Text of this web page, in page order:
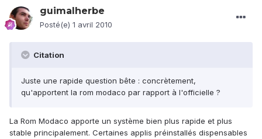
guimalherbe
Posté(e) 1 avril 2010
Citation
Juste une rapide question bête : concrètement,
qu'apportent la rom modaco par rapport à l'officielle ?
La Rom Modaco apporte un système bien plus rapide et plus
stable principalement. Certaines applis préinstallés dispensables